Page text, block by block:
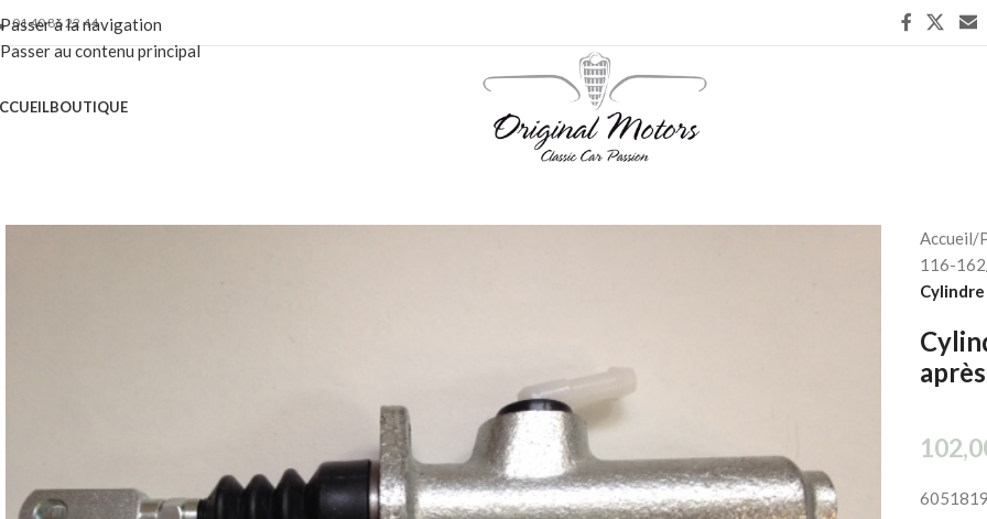
Passer à la navigation
Passer au contenu principal
01 40 86 22 44
BOUTIQUE
Accueil/
116-162